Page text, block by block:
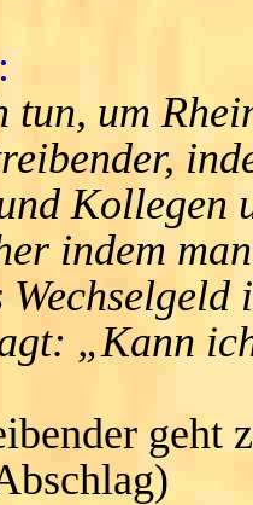
tun, um
Kollegen
indem
„Kann
geht